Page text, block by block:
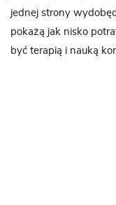
jednej strony
pokażą jak nisko
być terapią i nauką